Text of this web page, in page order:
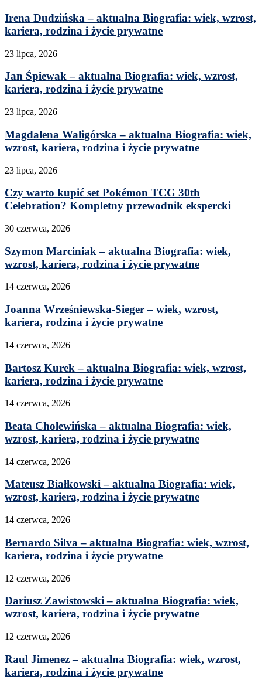
Irena Dudzińska – aktualna Biografia: wiek, wzrost,
kariera, rodzina i życie prywatne
23 lipca, 2026
Jan Śpiewak – aktualna Biografia: wiek, wzrost,
kariera, rodzina i życie prywatne
23 lipca, 2026
Magdalena Waligórska – aktualna Biografia: wiek,
wzrost, kariera, rodzina i życie prywatne
23 lipca, 2026
Czy warto kupić set Pokémon TCG 30th
Celebration? Kompletny przewodnik ekspercki
30 czerwca, 2026
Szymon Marciniak – aktualna Biografia: wiek,
wzrost, kariera, rodzina i życie prywatne
14 czerwca, 2026
Joanna Wrześniewska-Sieger – wiek, wzrost,
kariera, rodzina i życie prywatne
14 czerwca, 2026
Bartosz Kurek – aktualna Biografia: wiek, wzrost,
kariera, rodzina i życie prywatne
14 czerwca, 2026
Beata Cholewińska – aktualna Biografia: wiek,
wzrost, kariera, rodzina i życie prywatne
14 czerwca, 2026
Mateusz Białkowski – aktualna Biografia: wiek,
wzrost, kariera, rodzina i życie prywatne
14 czerwca, 2026
Bernardo Silva – aktualna Biografia: wiek, wzrost,
kariera, rodzina i życie prywatne
12 czerwca, 2026
Dariusz Zawistowski – aktualna Biografia: wiek,
wzrost, kariera, rodzina i życie prywatne
12 czerwca, 2026
Raul Jimenez – aktualna Biografia: wiek, wzrost,
kariera, rodzina i życie prywatne